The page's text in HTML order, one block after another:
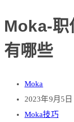
Moka-职
有哪些
Moka
2023年9月5日
Moka技巧